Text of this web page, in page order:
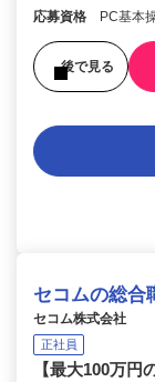
応募資格 PC基本
後で見る
セコムの総合
セコム株式会社
正社員
【最大100万